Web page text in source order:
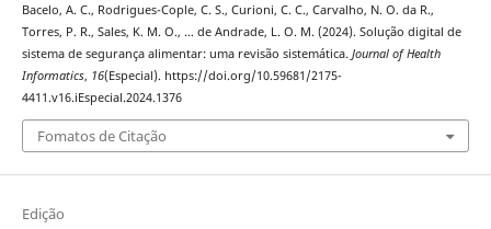
Bacelo, A. C., Rodrigues-Cople, C. S., Curioni, C. C., Carvalho, N. O. da R.,
Torres, P. R., Sales, K. M. O., … de Andrade, L. O. M. (2024). Solução digital de
sistema de segurança alimentar: uma revisão sistemática. Journal of Health
Informatics, 16(Especial). https://doi.org/10.59681/2175-
4411.v16.iEspecial.2024.1376
Fomatos de Citação
Edição